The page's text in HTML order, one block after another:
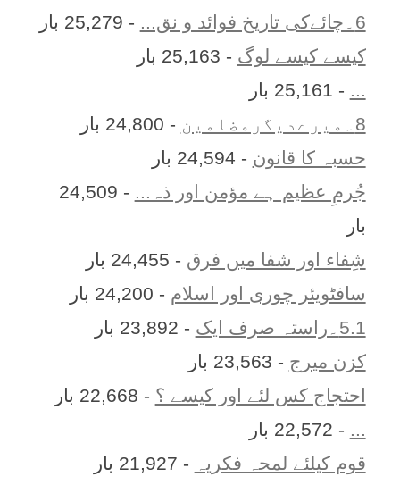
6۔چائےکی تاریخ فوائد و نق...
- 25,279 بار
کیسے کیسے لوگ - 25,163 بار
... - 25,161 بار
8۔میرےدیگرمضامین
- 24,800 بار
حسبہ کا قانون - 24,594 بار
جُرمِ عظیم ہے مؤمن اور ذہ...
- 24,509
بار
شِفاء اور شفا میں فرق - 24,455 بار
سافٹویئر چوری اور اسلام - 24,200 بار
5.1۔راستہ صرف ایک
- 23,892 بار
کزن ميرج - 23,563 بار
احتجاج کس لئے اور کیسے ؟ - 22,668 بار
... - 22,572 بار
قوم کیلئے لمحہ فکریہ
- 21,927 بار